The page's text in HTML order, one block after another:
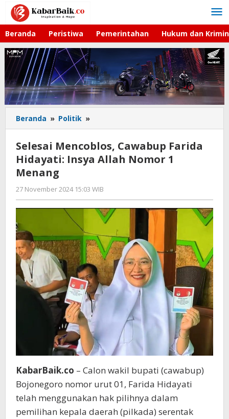
Lewati
konten
Beranda Peristiwa Pemerintahan Hukum dan
Beranda » Politik »
Mencoblos,
Cawabup
Farida
Hidayati:
Nomor
Menang
Selesai Mencoblos, Cawabup Farida
Hidayati: Insya Allah Nomor 1
Menang
27 November 2024 15:03 WIB
Faisal
KabarBaik.co – Calon wakil bupati (cawabup)
Bojonegoro nomor urut 01, Farida Hidayati
telah menggunakan hak pilihnya dalam
pemilihan kepala daerah (pilkada) serentak